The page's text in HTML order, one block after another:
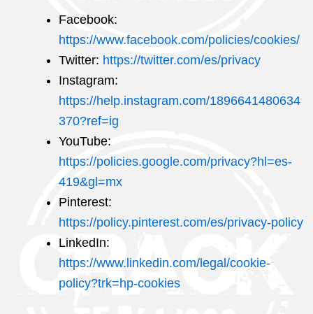
Facebook:
https://www.facebook.com/policies/cookies/
Twitter: https://twitter.com/es/privacy
Instagram:
https://help.instagram.com/1896641480634
370?ref=ig
YouTube:
https://policies.google.com/privacy?hl=es-
419&gl=mx
Pinterest:
https://policy.pinterest.com/es/privacy-policy
LinkedIn:
https://www.linkedin.com/legal/cookie-
policy?trk=hp-cookies